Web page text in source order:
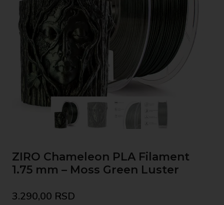
ZIRO Chameleon PLA Filament
1.75 mm – Moss Green Luster
3.290,00 RSD